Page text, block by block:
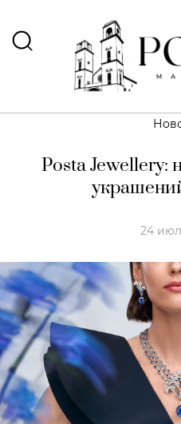
Posta Jewellery:
24